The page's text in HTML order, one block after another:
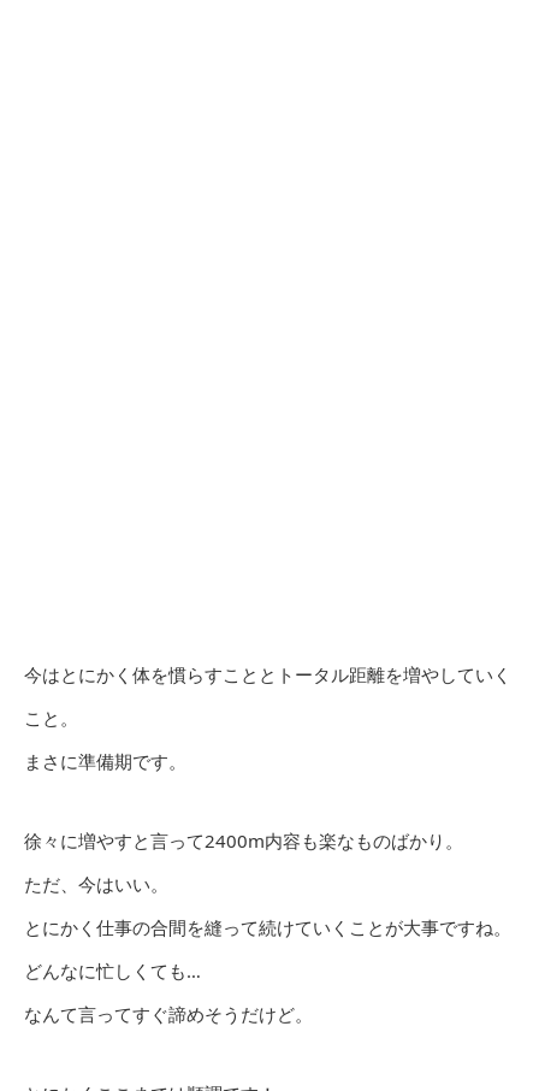
今はとにかく体を慣らすこととトータル距離を増やしていく
こと。
まさに準備期です。
徐々に増やすと言って2400m内容も楽なものばかり。
ただ、今はいい。
とにかく仕事の合間を縫って続けていくことが大事ですね。
どんなに忙しくても…
なんて言ってすぐ諦めそうだけど。